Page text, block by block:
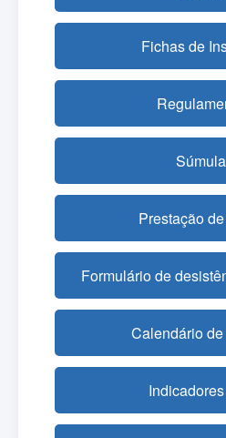
Fichas de
Prestação
Formulário de
Calendário